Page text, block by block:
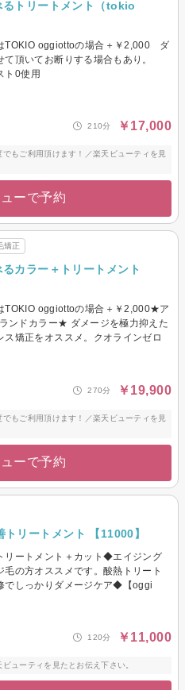
るトリートメント（tokio
TOKIO oggiottoの場合＋￥2,000 ダ
て頂いてお断りする場合もあり。
ト0使用
210分 ￥17,000
もご利用頂けます！／楽天ビューティを見
ーで予約
矯正
カラー＋トリートメント
TOKIO oggiottoの場合＋￥2,000★ア
ンドカラー★ ダメージを極力抑えた
ス矯正をオススメ。クオラインゼロ
270分 ￥19,900
もご利用頂けます！／楽天ビューティを見
ーで予約
リートメント 【11000】
リートメント＋カット◆エイジング
毛の方オススメです。酸熱トリート
でしっかりダメージケア◆【oggi
120分 ￥11,000
ューティを見たとお伝え下さい。